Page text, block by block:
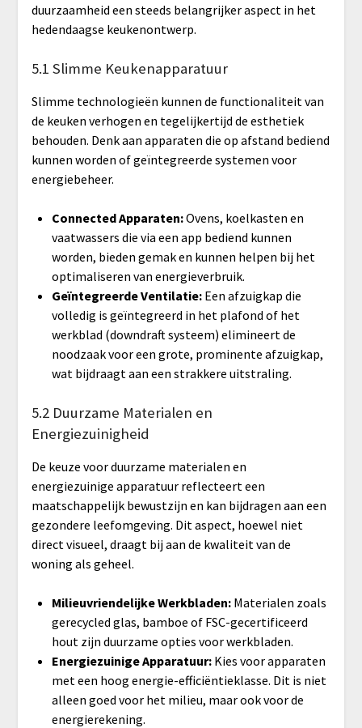
duurzaamheid een steeds belangrijker aspect in het
hedendaagse keukenontwerp.
5.1 Slimme Keukenapparatuur
Slimme technologieën kunnen de functionaliteit van
de keuken verhogen en tegelijkertijd de esthetiek
behouden. Denk aan apparaten die op afstand bediend
kunnen worden of geïntegreerde systemen voor
energiebeheer.
Connected Apparaten:Ovens, koelkasten en
vaatwassers die via een app bediend kunnen
worden, bieden gemak en kunnen helpen bij het
optimaliseren van energieverbruik.
Geïntegreerde Ventilatie:Een afzuigkap die
volledig is geïntegreerd in het plafond of het
werkblad (downdraft systeem) elimineert de
noodzaak voor een grote, prominente afzuigkap,
wat bijdraagt aan een strakkere uitstraling.
5.2 Duurzame Materialen en
Energiezuinigheid
De keuze voor duurzame materialen en
energiezuinige apparatuur reflecteert een
maatschappelijk bewustzijn en kan bijdragen aan een
gezondere leefomgeving. Dit aspect, hoewel niet
direct visueel, draagt bij aan de kwaliteit van de
woning als geheel.
Milieuvriendelijke Werkbladen:Materialen zoals
gerecycled glas, bamboe of FSC-gecertificeerd
hout zijn duurzame opties voor werkbladen.
Energiezuinige Apparatuur:Kies voor apparaten
met een hoog energie-efficiëntieklasse. Dit is niet
alleen goed voor het milieu, maar ook voor de
energierekening.